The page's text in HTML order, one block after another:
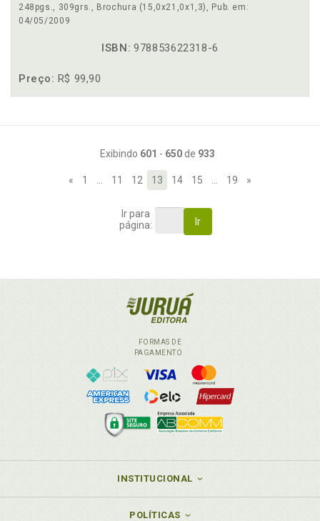
248pgs., 309grs., Brochura (15,0x21,0x1,3), Pub. em:
04/05/2009
ISBN: 978853622318-6
Preço: R$ 99,90
Exibindo 601 - 650de 933
« 1 11 12 13 14 15 19 »
Ir para
página:
Ir
FORMAS DE
PAGAMENTO
INSTITUCIONAL
POLÍTICAS